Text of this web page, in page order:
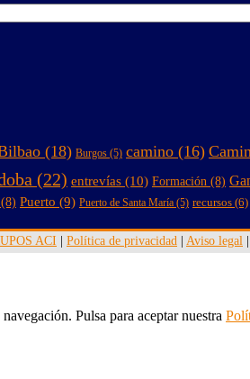
(18) Burgos (5) camino (16)
(22) entrevías (10) Formación (8)
(8) Puerto (9) Puerto de Santa María (5) recursos (6)
ACI Política de privacidad Aviso legal
Pulsa para aceptar nuestra